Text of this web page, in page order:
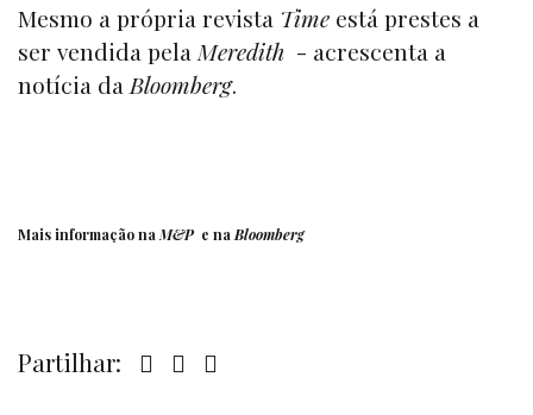
Mesmo a própria revista Time está prestes a
ser vendida pelaMeredith - acrescenta a
notícia daBloomberg.
Mais informação na M&P e na Bloomberg
Partilhar: